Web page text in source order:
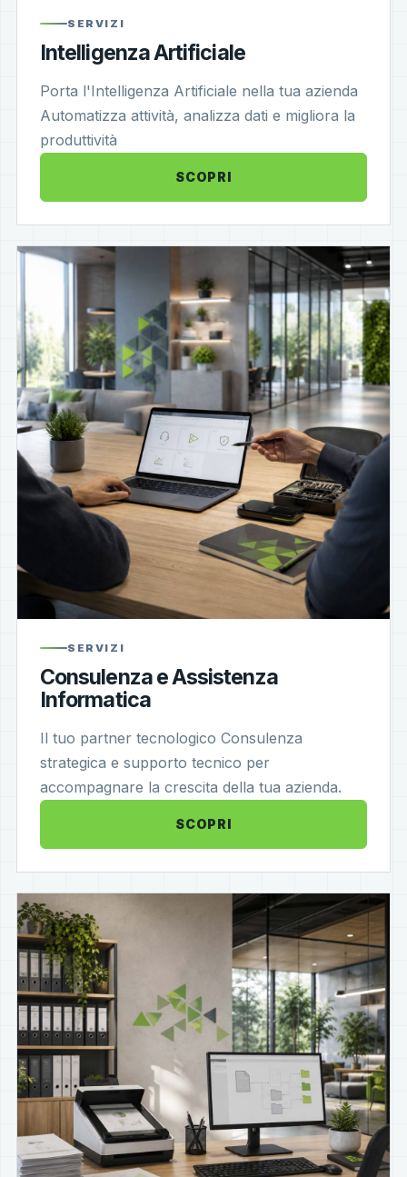
SERVIZI
Intelligenza Artificiale
Porta l'Intelligenza Artificiale nella tua azienda
Automatizza attività, analizza dati e migliora la
produttività
SCOPRI
SERVIZI
Consulenza e Assistenza
Informatica
Il tuo partner tecnologico Consulenza
strategica e supporto tecnico per
accompagnare la crescita della tua azienda.
SCOPRI